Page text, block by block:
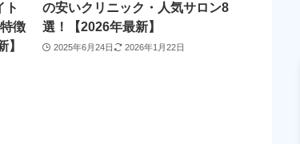
ト
徴
の安いクリニック・人気サロン8
選！【2026年最新】
2025年6月24日 2026年1月22日